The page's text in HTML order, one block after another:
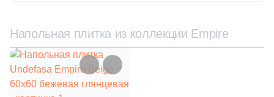
8x40 ( 1)
8x60 (5)
8.1x30 (64)
Напольная плитка из коллекции Empire